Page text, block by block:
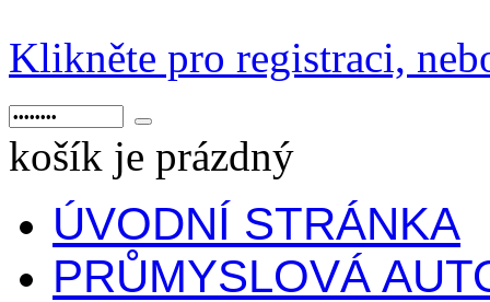
Klikněte pro registraci,
košík je prázdný
ÚVODNÍ STRÁNKA
PRŮMYSLOVÁ